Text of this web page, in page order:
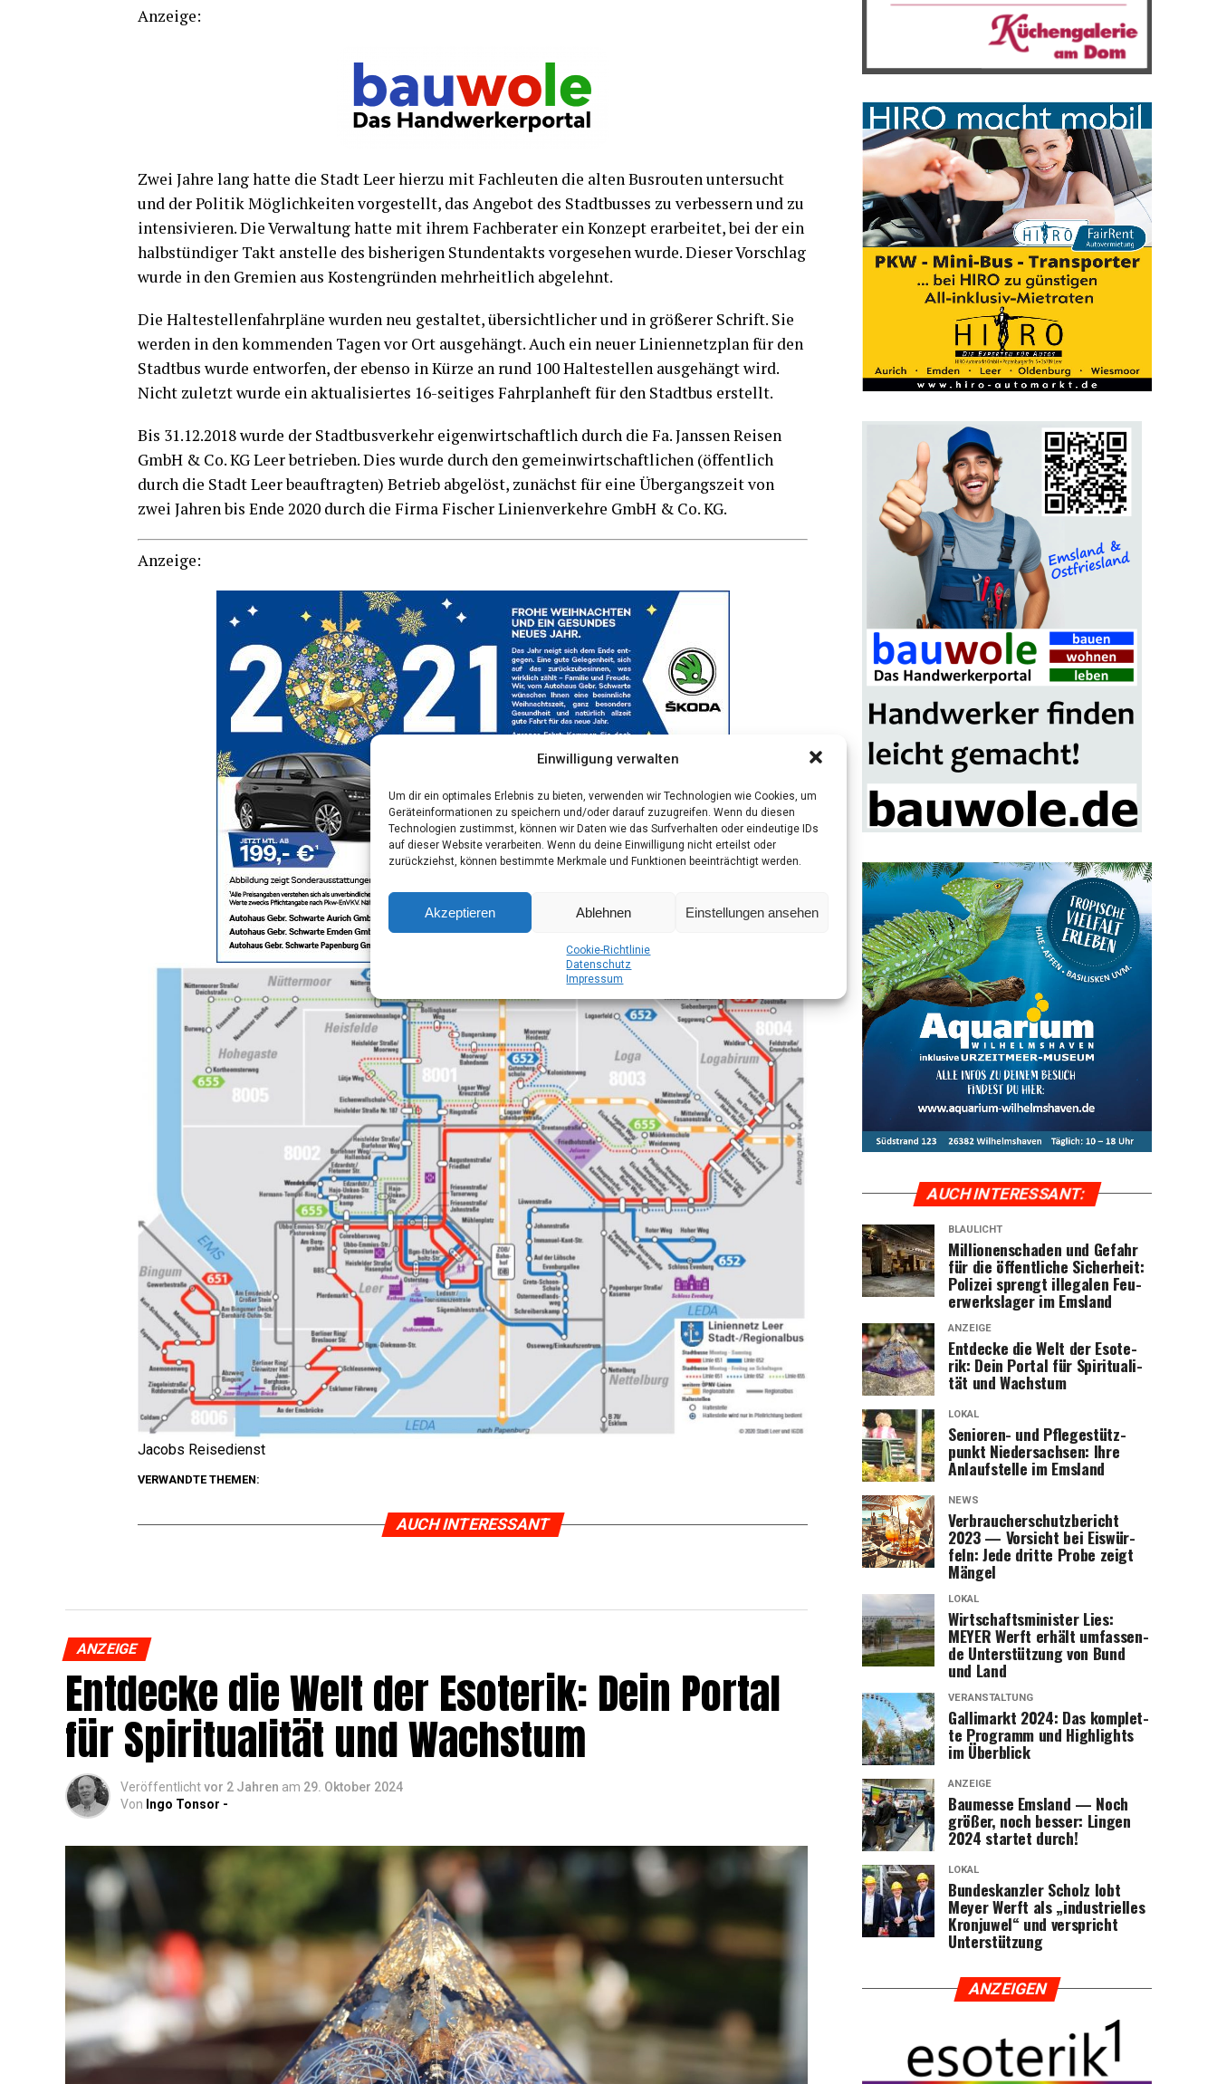
Einwilligung verwalten
Um dir ein optimales Erlebnis zu bieten, verwenden wir Technologien wie Cookies, um
Geräteinformationen zu speichern und/oder darauf zuzugreifen. Wenn du diesen
Technologien zustimmst, können wir Daten wie das Surfverhalten oder eindeutige IDs
auf dieser Website verarbeiten. Wenn du deine Einwilligung nicht erteilst oder
zurückziehst, können bestimmte Merkmale und Funktionen beeinträchtigt werden.
Akzeptieren Ablehnen Einstellungen ansehen
Coo­kie-Richt­li­nie
Daten­schutz
Impres­sum
Anzei­ge:
Zwei Jah­re lang hat­te die Stadt Leer hier­zu mit Fach­leu­ten die alten Bus­rou­ten unter­sucht
und der Poli­tik Mög­lich­kei­ten vor­ge­stellt, das Ange­bot des Stadt­bus­ses zu ver­bes­sern und zu
inten­si­vie­ren. Die Ver­wal­tung hat­te mit ihrem Fach­be­ra­ter ein Kon­zept erar­bei­tet, bei der ein
halb­stün­di­ger Takt anstel­le des bis­he­ri­gen Stun­den­takts vor­ge­se­hen wur­de. Die­ser Vor­schlag
wur­de in den Gre­mi­en aus Kos­ten­grün­den mehr­heit­lich abgelehnt.
Die Hal­te­stel­len­fahr­plä­ne wur­den neu gestal­tet, über­sicht­li­cher und in grö­ße­rer Schrift. Sie
wer­den in den kom­men­den Tagen vor Ort aus­ge­hängt. Auch ein neu­er Lini­en­netz­plan für den
Stadt­bus wur­de ent­wor­fen, der eben­so in Kür­ze an rund 100 Hal­te­stel­len aus­ge­hängt wird.
Nicht zuletzt wur­de ein aktua­li­sier­tes 16-sei­ti­ges Fahr­plan­heft für den Stadt­bus erstellt.
Bis 31.12.2018 wur­de der Stadt­bus­ver­kehr eigen­wirt­schaft­lich durch die Fa. Jans­sen Rei­sen
GmbH & Co. KG Leer betrie­ben. Dies wur­de durch den gemein­wirt­schaft­li­chen (öffent­lich
durch die Stadt Leer beauf­trag­ten) Betrieb abge­löst, zunächst für eine Über­gangs­zeit von
zwei Jah­ren bis Ende 2020 durch die Fir­ma Fischer Lini­en­ver­keh­re GmbH & Co. KG.
Anzei­ge:
Jacobs Rei­se­dienst
VERWANDTE THEMEN:
AUCH INTERESSANT
ANZEIGE
Ent­de­cke die Welt der Eso­te­rik: Dein Por­tal
für Spi­ri­tua­li­tät und Wachstum
Veröffentlichtvor 2 Jahren am 29. Oktober 2024
Von Ingo Tonsor -
AUCH INTER­ES­SANT:
BLAULICHT
Mil­lio­nen­scha­den und Gefahr
für die öffent­li­che Sicher­heit:
Poli­zei sprengt ille­ga­len Feu­
er­werks­la­ger im Emsland
ANZEIGE
Ent­de­cke die Welt der Eso­te­
rik: Dein Por­tal für Spi­ri­tua­li­
tät und Wachstum
LOKAL
Senio­ren- und Pfle­ge­stütz­
punkt Nie­der­sach­sen: Ihre
Anlauf­stel­le im Emsland
NEWS
Ver­brau­cher­schutz­be­richt
2023 — Vor­sicht bei Eis­wür­
feln: Jede drit­te Pro­be zeigt
Mängel
LOKAL
Wirt­schafts­mi­nis­ter Lies:
MEYER Werft erhält umfas­sen­
de Unter­stüt­zung von Bund
und Land
VERANSTALTUNG
Gal­li­markt 2024: Das kom­plet­
te Pro­gramm und High­lights
im Überblick
ANZEIGE
Bau­mes­se Ems­land — Noch
grö­ßer, noch bes­ser: Lin­gen
2024 star­tet durch!
LOKAL
Bun­des­kanz­ler Scholz lobt
Mey­er Werft als „indus­tri­el­les
Kron­ju­wel“ und ver­spricht
Unterstützung
ANZEI­GEN